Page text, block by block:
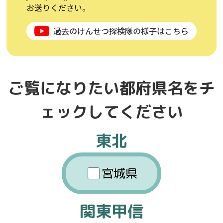
お送りください。
過去のけんせつ探検隊の様子はこちら
ご覧になりたい都府県名をチ
ェックしてください
東北
宮城県
関東甲信